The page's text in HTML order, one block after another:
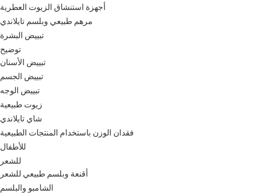
أجهزة استنشاق الزيوت العطرية
مرهم طبيعي وبلسم تايلاندي
تبييض البشرة
توضيح
تبييض الأسنان
تبييض الجسم
تبييض الوجه
زيوت طبيعية
شاي تايلاندي
فقدان الوزن باستخدام المنتجات الطبيعية
للأطفال
للشعر
أقنعة وبلسم طبيعي للشعر
الشامبو والبلسم